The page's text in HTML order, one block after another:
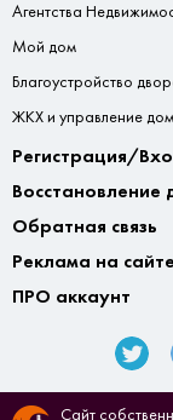
Агентства
Мой дом
Благоустройство
ЖКХ и управление
Регистрация/
Восстановление
Обратная связь
Реклама на сайте
ПРО аккаунт
Сайт